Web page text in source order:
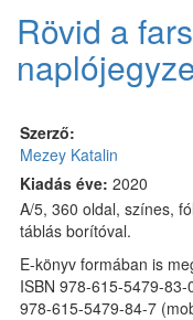
és
Rövid a
Szerző:
Mezey Katalin
Kiadás éve: 2020
A/5, 360 oldal, színes,
táblás borítóval.
E-könyv formában is
ISBN 978-615-5479-83-
978-615-5479-84-7